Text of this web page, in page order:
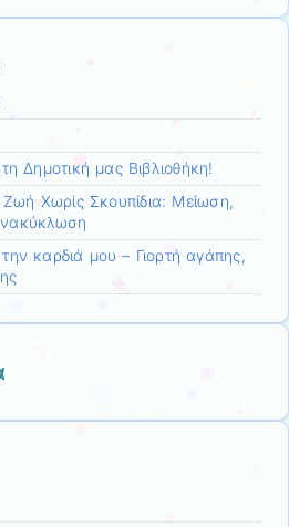
Δημοτική μας Βιβλιοθήκη!
Χωρίς Σκουπίδια: Μείωση,
καρδιά μου – Γιορτή αγάπης,